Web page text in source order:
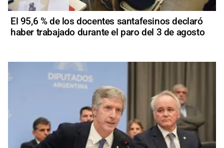
El 95,6 % de los docentes santafesinos declaró
haber trabajado durante el paro del 3 de agosto